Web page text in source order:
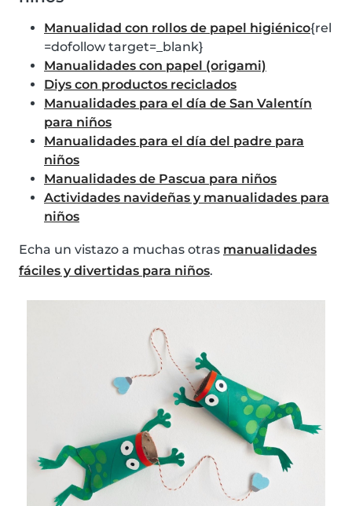
Manualidad con rollos de papel higiénico{rel
=dofollow target=_blank}
Manualidades con papel (origami)
Diys con productos reciclados
Manualidades para el día de San Valentín
para niños
Manualidades para el día del padre para
niños
Manualidades de Pascua para niños
Actividades navideñas y manualidades para
niños
Echa un vistazo a muchas otras manualidades
fáciles y divertidas para niños.